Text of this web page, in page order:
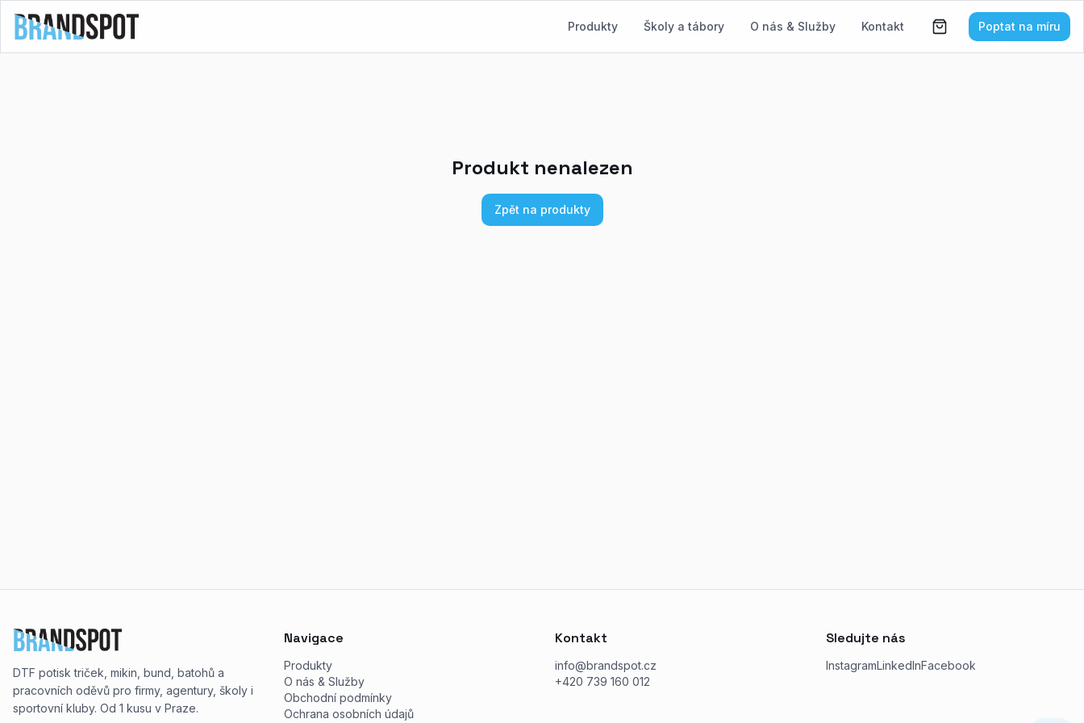
Produkty Školy a tábory O nás & Služby Kontakt Poptat na míru
Produkt nenalezen
Zpět na produkty
DTF potisk triček, mikin, bund, batohů a
pracovních oděvů pro firmy, agentury, školy i
sportovní kluby. Od 1 kusu v Praze.
Navigace
Produkty
O nás & Služby
Obchodní podmínky
Ochrana osobních údajů
Kontakt
info@brandspot.cz
+420 739 160 012
Sledujte nás
InstagramLinkedInFacebook